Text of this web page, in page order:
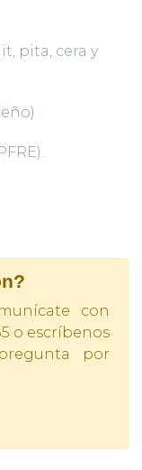
pita, cera y
con
o escríbenos
por